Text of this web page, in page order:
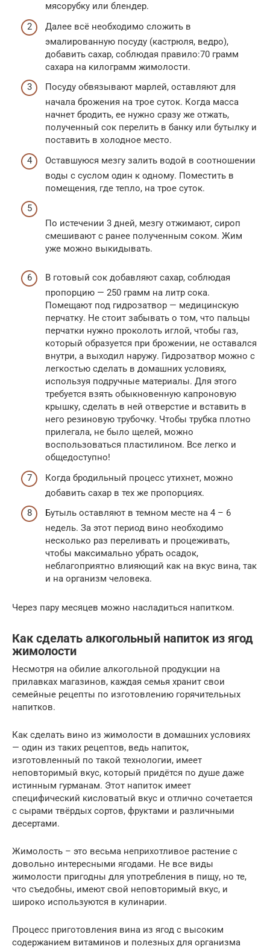
мясорубку или блендер.
Далее всё необходимо сложить в
эмалированную посуду (кастрюля, ведро),
добавить сахар, соблюдая правило:70 грамм
сахара на килограмм жимолости.
Посуду обвязывают марлей, оставляют для
начала брожения на трое суток. Когда масса
начнет бродить, ее нужно сразу же отжать,
полученный сок перелить в банку или бутылку и
поставить в холодное место.
Оставшуюся мезгу залить водой в соотношении
воды с суслом один к одному. Поместить в
помещения, где тепло, на трое суток.
По истечении 3 дней, мезгу отжимают, сироп
смешивают с ранее полученным соком. Жим
уже можно выкидывать.
В готовый сок добавляют сахар, соблюдая
пропорцию — 250 грамм на литр сока.
Помещают под гидрозатвор — медицинскую
перчатку. Не стоит забывать о том, что пальцы
перчатки нужно проколоть иглой, чтобы газ,
который образуется при брожении, не оставался
внутри, а выходил наружу. Гидрозатвор можно с
легкостью сделать в домашних условиях,
используя подручные материалы. Для этого
требуется взять обыкновенную капроновую
крышку, сделать в ней отверстие и вставить в
него резиновую трубочку. Чтобы трубка плотно
прилегала, не было щелей, можно
воспользоваться пластилином. Все легко и
общедоступно!
Когда бродильный процесс утихнет, можно
добавить сахар в тех же пропорциях.
Бутыль оставляют в темном месте на 4 – 6
недель. За этот период вино необходимо
несколько раз переливать и процеживать,
чтобы максимально убрать осадок,
неблагоприятно влияющий как на вкус вина, так
и на организм человека.
Через пару месяцев можно насладиться напитком.
Как сделать алкогольный напиток из ягод
жимолости
Несмотря на обилие алкогольной продукции на
прилавках магазинов, каждая семья хранит свои
семейные рецепты по изготовлению горячительных
напитков.
Как сделать вино из жимолости в домашних условиях
— один из таких рецептов, ведь напиток,
изготовленный по такой технологии, имеет
неповторимый вкус, который придётся по душе даже
истинным гурманам. Этот напиток имеет
специфический кисловатый вкус и отлично сочетается
с сырами твёрдых сортов, фруктами и различными
десертами.
Жимолость – это весьма неприхотливое растение с
довольно интересными ягодами. Не все виды
жимолости пригодны для употребления в пищу, но те,
что съедобны, имеют свой неповторимый вкус, и
широко используются в кулинарии.
Процесс приготовления вина из ягод с высоким
содержанием витаминов и полезных для организма